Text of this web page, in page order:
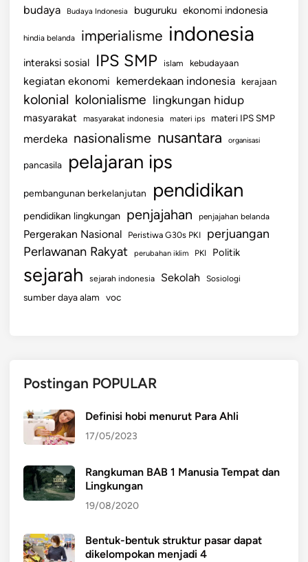
a
i
a
n
budaya Budaya Indonesia buguruku ekonomi indonesia
hindia belanda imperialisme indonesia
interaksi sosial IPS SMP islam kebudayaan
kegiatan ekonomi kemerdekaan indonesia kerajaan
kolonial kolonialisme lingkungan hidup
masyarakat masyarakat indonesia materi ips materi IPS SMP
merdeka nasionalisme nusantara organisasi
pancasila pelajaran ips
pembangunan berkelanjutan pendidikan
pendidikan lingkungan penjajahan penjajahan belanda
Pergerakan Nasional Peristiwa G30s PKI perjuangan
Perlawanan Rakyat perubahan iklim PKI Politik
sejarah sejarah indonesia Sekolah Sosiologi
sumber daya alam voc
Postingan POPULAR
Definisi hobi menurut Para Ahli
17/05/2023
Rangkuman BAB 1 Manusia Tempat dan
Lingkungan
19/08/2020
Bentuk-bentuk struktur pasar dapat
dikelompokan menjadi 4